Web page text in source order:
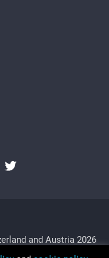
and Austria 2026
Sitemap